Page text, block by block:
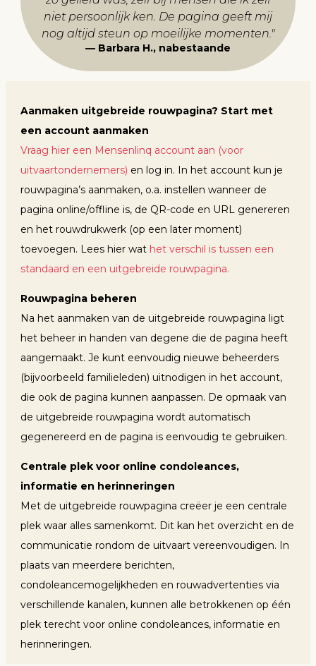
niet persoonlijk ken. De pagina geeft mij
nog altijd steun op moeilijke momenten. "
Barbara H., nabestaande
Aanmaken uitgebreide rouwpagina? Start met
een account aanmaken
Vraag hier een Mensenlinq account aan (voor
uitvaartondernemers) en log in. In het account kun je
rouwpagina’s aanmaken, o.a. instellen wanneer de
pagina online/offline is, de QR-code en URL genereren
en het rouwdrukwerk (op een later moment)
toevoegen. Lees hier wat het verschil is tussen een
standaard en een uitgebreide rouwpagina.
Rouwpagina beheren
Na het aanmaken van de uitgebreide rouwpagina ligt
het beheer in handen van degene die de pagina heeft
aangemaakt. Je kunt eenvoudig nieuwe beheerders
(bijvoorbeeld familieleden) uitnodigen in het account,
die ook de pagina kunnen aanpassen. De opmaak van
de uitgebreide rouwpagina wordt automatisch
gegenereerd en de pagina is eenvoudig te gebruiken.
Centrale plek voor online condoleances,
informatie en herinneringen
Met de uitgebreide rouwpagina creëer je een centrale
plek waar alles samenkomt. Dit kan het overzicht en de
communicatie rondom de uitvaart vereenvoudigen. In
plaats van meerdere berichten,
condoleancemogelijkheden en rouwadvertenties via
verschillende kanalen, kunnen alle betrokkenen op één
plek terecht voor online condoleances, informatie en
herinneringen.